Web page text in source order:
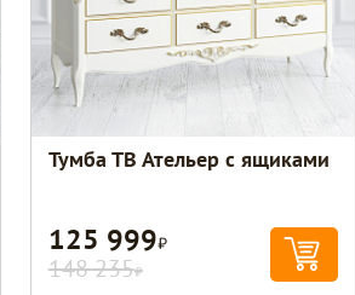
Тумба ТВ Ательер с ящиками
125 999Р
148 235Р